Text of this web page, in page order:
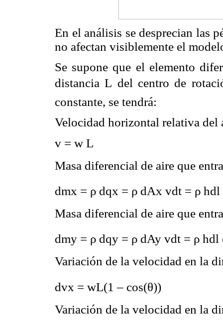
En el análisis se desprecian las
no afectan visiblemente el
Se supone que el elemento
distancia L del centro de
constante, se tendrá:
Velocidad horizontal relativa del
v = w
Masa diferencial de aire que entra
dmx = ρ dqx = ρ dAx vdt
Masa diferencial de aire que entra
dmy = ρ dqy = ρ dAy vdt
Variación de la velocidad en la
dvx = wL(1 –
Variación de la velocidad en la